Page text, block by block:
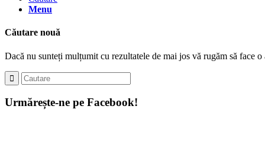
Menu
Căutare nouă
Dacă nu sunteți mulțumit cu rezultatele de mai jos vă rugăm să face o
Urmărește-ne pe Facebook!